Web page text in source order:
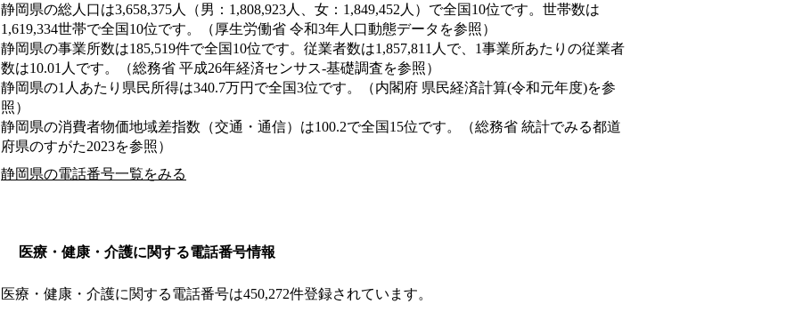
静岡県の総人口は3,658,375人（男：1,808,923人、女：1,849,452人）で全国10位です。世帯数は
1,619,334世帯で全国10位です。（厚生労働省 令和3年人口動態データを参照）
静岡県の事業所数は185,519件で全国10位です。従業者数は1,857,811人で、1事業所あたりの従業者
数は10.01人です。（総務省 平成26年経済センサス‐基礎調査を参照）
静岡県の1人あたり県民所得は340.7万円で全国3位です。（内閣府 県民経済計算(令和元年度)を参
照）
静岡県の消費者物価地域差指数（交通・通信）は100.2で全国15位です。（総務省 統計でみる都道
府県のすがた2023を参照）
静岡県の電話番号一覧をみる
医療・健康・介護に関する電話番号情報
医療・健康・介護に関する電話番号は450,272件登録されています。